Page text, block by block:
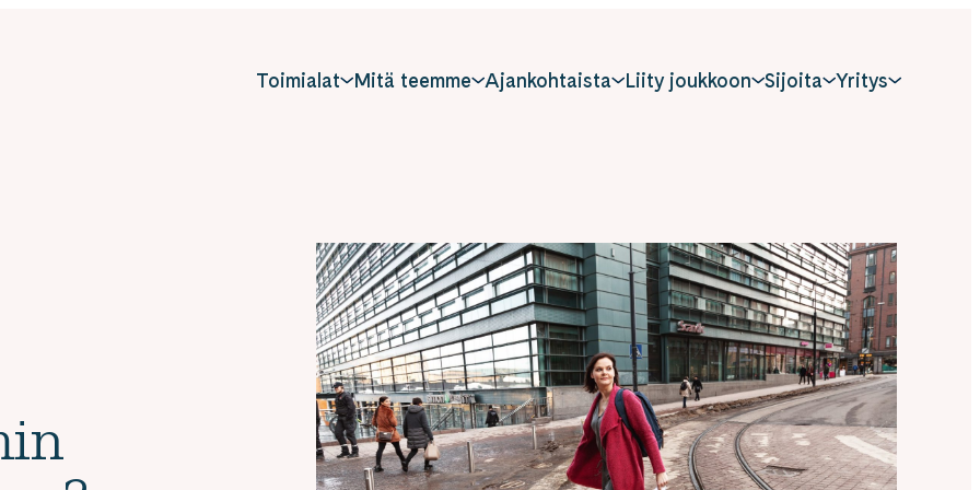
Toimialat Mitä teemme Ajankohtaista Liity joukkoon Sijoita Yritys